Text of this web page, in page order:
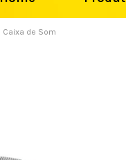
Caixa de Som